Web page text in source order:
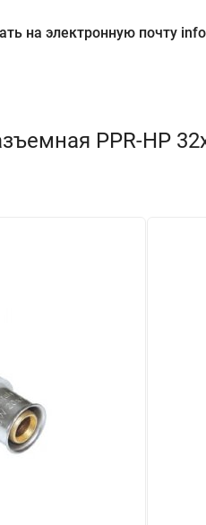
на электронную почту
PPR-НР